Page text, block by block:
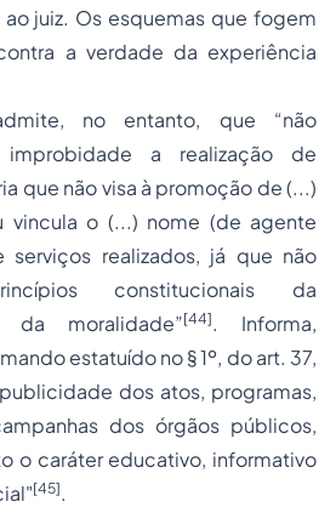
juiz. Os esquemas que fogem
a verdade da experiência
no entanto, que “não
a realização de
que não visa à promoção de (...)
vincula o (...) nome (de agente
realizados, já que não
constitucionais da
da moralidade”[44]. Informa,
estatuído no § 1º, do art. 37,
dos atos, programas,
dos órgãos públicos,
o caráter educativo, informativo
[45].